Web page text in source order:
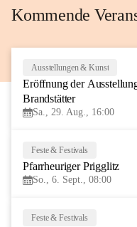
Kommende
Ausstellungen & Kunst
Eröffnung der
Brandstätter
Sa., 29. Aug., 16:00
Feste & Festivals
Pfarrheuriger Prigglitz
So., 6. Sept., 08:00
Feste & Festivals